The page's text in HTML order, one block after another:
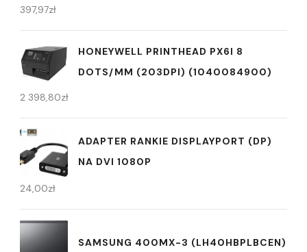
397,97zł
HONEYWELL PRINTHEAD PX6I 8
DOTS/MM (203DPI) (1040084900)
2 398,80zł
ADAPTER RANKIE DISPLAYPORT (DP)
NA DVI 1080P
24,00zł
SAMSUNG 400MX-3 (LH40HBPLBCEN)